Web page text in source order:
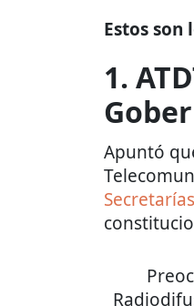
Estos son
1.
Apuntó